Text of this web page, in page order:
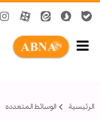
الرئيسية الوسائط المتعدده